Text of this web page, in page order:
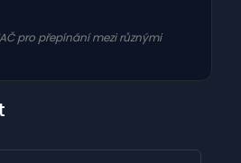
pro přepínání mezi různými